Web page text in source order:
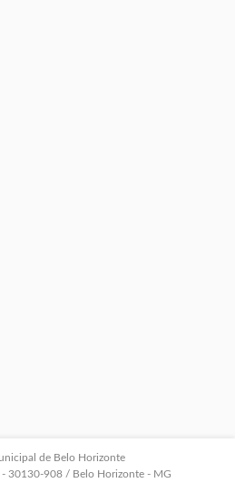
de Belo Horizonte
30130-908 / Belo Horizonte - MG